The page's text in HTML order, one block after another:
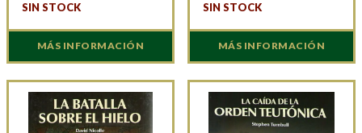
SIN STOCK
MÁS INFORMACIÓN
SIN STOCK
MÁS INFORMACIÓN